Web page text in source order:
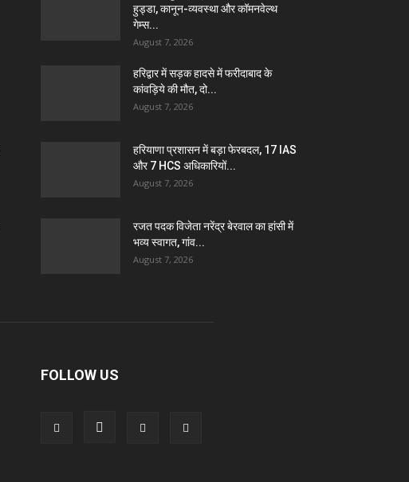
हुड्डा, कानून-व्यवस्था और कॉमनवेल्थ
गेम्स...
August 7, 2026
हरिद्वार में सड़क हादसे में फरीदाबाद के
कांवड़िये की मौत, दो...
August 7, 2026
हरियाणा प्रशासन में बड़ा फेरबदल, 17 IAS
और 7 HCS अधिकारियों...
August 7, 2026
रजत पदक विजेता नरेंद्र बेरवाल का हांसी में
भव्य स्वागत, गांव...
August 7, 2026
FOLLOW US